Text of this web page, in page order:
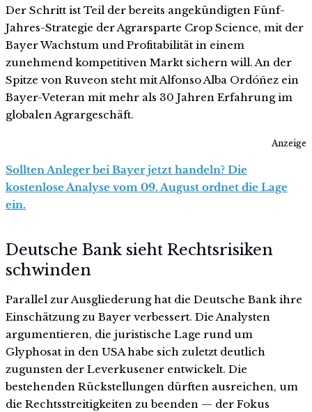
Der Schritt ist Teil der bereits angekündigten Fünf-
Jahres-Strategie der Agrarsparte Crop Science, mit der
Bayer Wachstum und Profitabilität in einem
zunehmend kompetitiven Markt sichern will. An der
Spitze von Ruveon steht mit Alfonso Alba Ordóñez ein
Bayer-Veteran mit mehr als 30 Jahren Erfahrung im
globalen Agrargeschäft.
Anzeige
Sollten Anleger bei Bayer jetzt handeln? Die
kostenlose Analyse vom 09. August ordnet die Lage
ein.
Deutsche Bank sieht Rechtsrisiken
schwinden
Parallel zur Ausgliederung hat die Deutsche Bank ihre
Einschätzung zu Bayer verbessert. Die Analysten
argumentieren, die juristische Lage rund um
Glyphosat in den USA habe sich zuletzt deutlich
zugunsten der Leverkusener entwickelt. Die
bestehenden Rückstellungen dürften ausreichen, um
die Rechtsstreitigkeiten zu beenden — der Fokus